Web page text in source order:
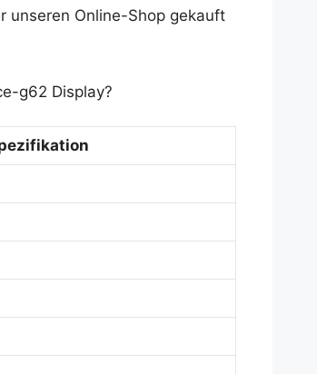
unseren Online-Shop gekauft
g62 Display?